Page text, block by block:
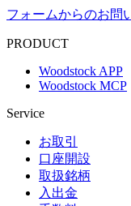
フォームからのお問
PRODUCT
Woodstock APP
Woodstock MCP
Service
お取引
口座開設
取扱銘柄
入出金